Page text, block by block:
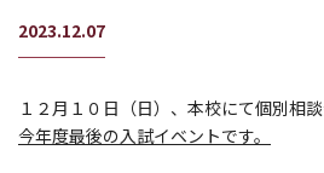
2023.12.07
１２月１０日（日）、本校にて個別相談
今年度最後の入試イベントです。